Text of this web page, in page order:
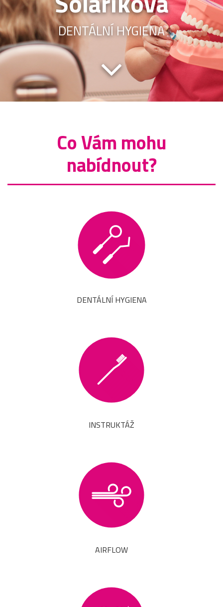
DENTÁLNÍ HYGIENA
Co Vám mohu
nabídnout?
DENTÁLNÍ HYGIENA
INSTRUKTÁŽ
AIRFLOW